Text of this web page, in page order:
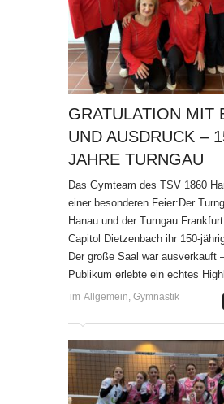
GRATULATION MIT
UND AUSDRUCK –
JAHRE TURNGAU
Das Gymteam des TSV 1860
einer besonderen Feier:Der
Hanau und der Turngau
Capitol Dietzenbach ihr 150-
Der große Saal war ausverkauft
Publikum erlebte ein echtes Highl
im Allgemein, Gymnastik